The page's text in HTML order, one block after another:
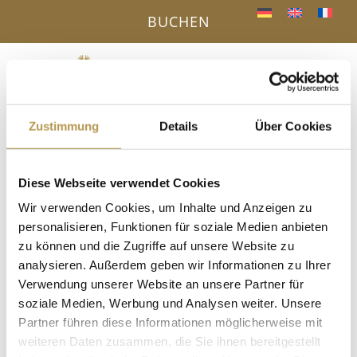
Zustimmung Details Über Cookies
Diese Webseite verwendet Cookies
Wir verwenden Cookies, um Inhalte und Anzeigen zu
personalisieren, Funktionen für soziale Medien anbieten
zu können und die Zugriffe auf unsere Website zu
analysieren. Außerdem geben wir Informationen zu Ihrer
Verwendung unserer Website an unsere Partner für
soziale Medien, Werbung und Analysen weiter. Unsere
Partner führen diese Informationen möglicherweise mit
weiteren Daten zusammen, die Sie ihnen bereitgestellt
IHR VORTEIL - DIREKTBUCHUNG ONLINE
a Menü
BUCHEN
« Alle Veranstaltungen
Diese Veranstaltung hat bereits stattgefunden.
Entspannung mit Esther
20. November 2025, 16:30-17:30
im Gymnastikraum, Anmeldung erforderlich!